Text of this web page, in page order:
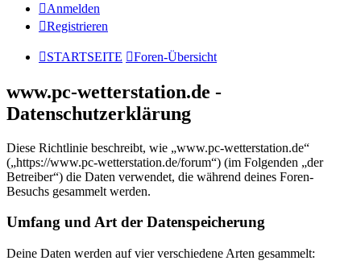
Anmelden
Registrieren
STARTSEITE Foren-Übersicht
www.pc-wetterstation.de -
Datenschutzerklärung
Diese Richtlinie beschreibt, wie „www.pc-wetterstation.de“
(„https://www.pc-wetterstation.de/forum“) (im Folgenden „der
Betreiber“) die Daten verwendet, die während deines Foren-
Besuchs gesammelt werden.
Umfang und Art der Datenspeicherung
Deine Daten werden auf vier verschiedene Arten gesammelt: